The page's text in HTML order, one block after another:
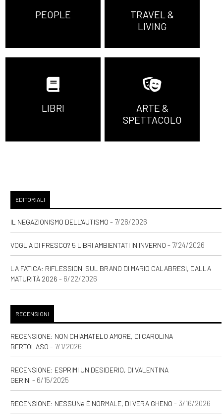
PEOPLE
TRAVEL &
LIVING
LIBRI
ARTE &
SPETTACOLO
EDITORIALI
IL NEGAZIONISMO DELL'AUTISMO - 7/26/2026
VOGLIA DI FRESCO? 5 LIBRI AMBIENTATI IN INVERNO - 7/24/2026
LA FATICA: RIFLESSIONI SUL BRANO DI MARIO CALABRESI, DALLA
MATURITÀ 2026 - 6/22/2026
RECENSIONI
RECENSIONE: NON CHIAMATELO AMORE, DI CAROLINA
BERTOLASO - 7/1/2026
RECENSIONE: ESPRIMI UN DESIDERIO, DI VALENTINA
GERINI - 6/15/2025
RECENSIONE: NESSUNƏ È NORMALE, DI VERA GHENO - 3/16/2026